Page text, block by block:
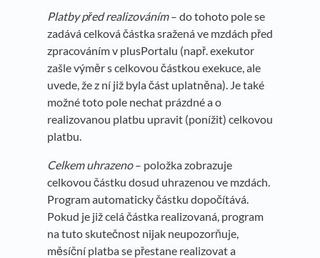
Platby před realizováním– do tohoto pole se
zadává celková částka sražená ve mzdách před
zpracováním v plusPortalu (např. exekutor
zašle výměr s celkovou částkou exekuce, ale
uvede, že z ní již byla část uplatněna). Je také
možné toto pole nechat prázdné a o
realizovanou platbu upravit (ponížit) celkovou
platbu.
Celkem uhrazeno– položka zobrazuje
celkovou částku dosud uhrazenou ve mzdách.
Program automaticky částku dopočítává.
Pokud je již celá částka realizovaná, program
na tuto skutečnost nijak neupozorňuje,
měsíční platba se přestane realizovat a